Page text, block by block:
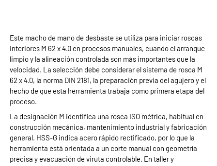
Este macho de mano de desbaste se utiliza para iniciar roscas
interiores M 62 x 4.0 en procesos manuales, cuando el arranque
limpio y la alineación controlada son más importantes que la
velocidad. La selección debe considerar el sistema de rosca M
62 x 4.0, la norma DIN 2181, la preparación previa del agujero y el
hecho de que esta herramienta trabaja como primera etapa del
proceso.
La designación M identifica una rosca ISO métrica, habitual en
construcción mecánica, mantenimiento industrial y fabricación
general. HSS-G indica acero rápido rectificado, por lo que la
herramienta está orientada a un corte manual con geometría
precisa y evacuación de viruta controlable. En taller y